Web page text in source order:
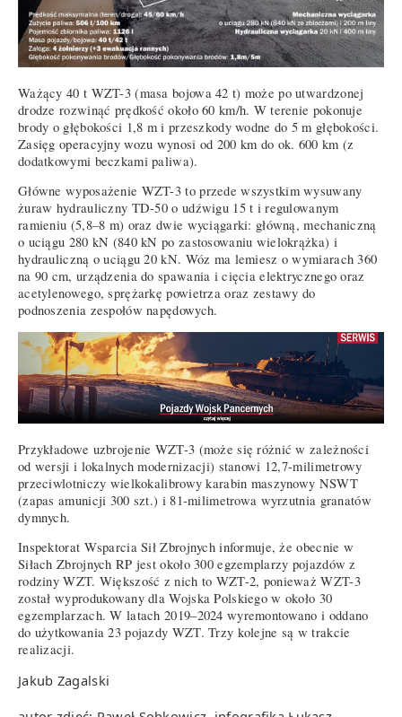
Ważący 40 t WZT-3 (masa bojowa 42 t) może po utwardzonej
drodze rozwinąć prędkość około 60 km/h. W terenie pokonuje
brody o głębokości 1,8 m i przeszkody wodne do 5 m głębokości.
Zasięg operacyjny wozu wynosi od 200 km do ok. 600 km (z
dodatkowymi beczkami paliwa).
Główne wyposażenie WZT-3 to przede wszystkim wysuwany
żuraw hydrauliczny TD-50 o udźwigu 15 t i regulowanym
ramieniu (5,8–8 m) oraz dwie wyciągarki: główną, mechaniczną
o uciągu 280 kN (840 kN po zastosowaniu wielokrążka) i
hydrauliczną o uciągu 20 kN. Wóz ma lemiesz o wymiarach 360
na 90 cm, urządzenia do spawania i cięcia elektrycznego oraz
acetylenowego, sprężarkę powietrza oraz zestawy do
podnoszenia zespołów napędowych.
Przykładowe uzbrojenie WZT-3 (może się różnić w zależności
od wersji i lokalnych modernizacji) stanowi 12,7-milimetrowy
przeciwlotniczy wielkokalibrowy karabin maszynowy NSWT
(zapas amunicji 300 szt.) i 81-milimetrowa wyrzutnia granatów
dymnych.
Inspektorat Wsparcia Sił Zbrojnych informuje, że obecnie w
Siłach Zbrojnych RP jest około 300 egzemplarzy pojazdów z
rodziny WZT. Większość z nich to WZT-2, ponieważ WZT-3
został wyprodukowany dla Wojska Polskiego w około 30
egzemplarzach. W latach 2019–2024 wyremontowano i oddano
do użytkowania 23 pojazdy WZT. Trzy kolejne są w trakcie
realizacji.
Jakub Zagalski